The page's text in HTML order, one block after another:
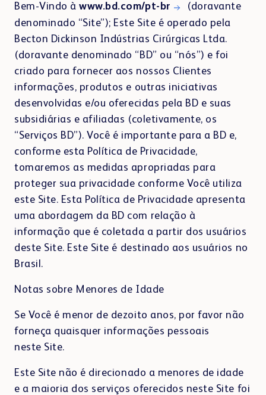
Bem-Vindo àwww.bd.com/pt-br
(doravante
denominado “Site”); Este Site é operado pela
Becton Dickinson Indústrias Cirúrgicas Ltda.
(doravante denominado “BD” ou “nós”) e foi
criado para fornecer aos nossos Clientes
informações, produtos e outras iniciativas
desenvolvidas e/ou oferecidas pela BD e suas
subsidiárias e afiliadas (coletivamente, os
“Serviços BD”). Você é importante para a BD e,
conforme esta Política de Privacidade,
tomaremos as medidas apropriadas para
proteger sua privacidade conforme Você utiliza
este Site. Esta Política de Privacidade apresenta
uma abordagem da BD com relação à
informação que é coletada a partir dos usuários
deste Site. Este Site é destinado aos usuários no
Brasil.
Notas sobre Menores de Idade
Se Você é menor de dezoito anos, por favor não
forneça quaisquer informações pessoais
neste Site.
Este Site não é direcionado a menores de idade
e a maioria dos serviços oferecidos neste Site foi